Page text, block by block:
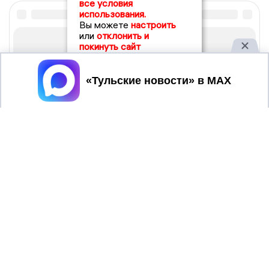
все условия
использования.
Вы можете настроить
или отклонить и
покинуть сайт
Принять